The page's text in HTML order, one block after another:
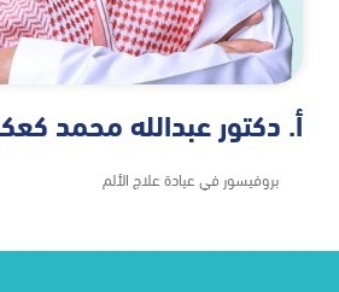
أ. دكتور عبدالله محمد
بروفيسور في عيادة علاج الألم